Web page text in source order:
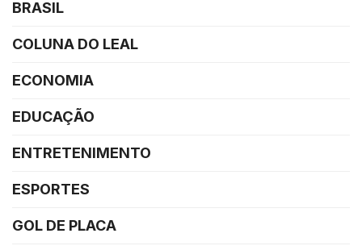
BRASIL
COLUNA DO LEAL
ECONOMIA
EDUCAÇÃO
ENTRETENIMENTO
ESPORTES
GOL DE PLACA